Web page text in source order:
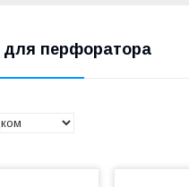
перфоратора